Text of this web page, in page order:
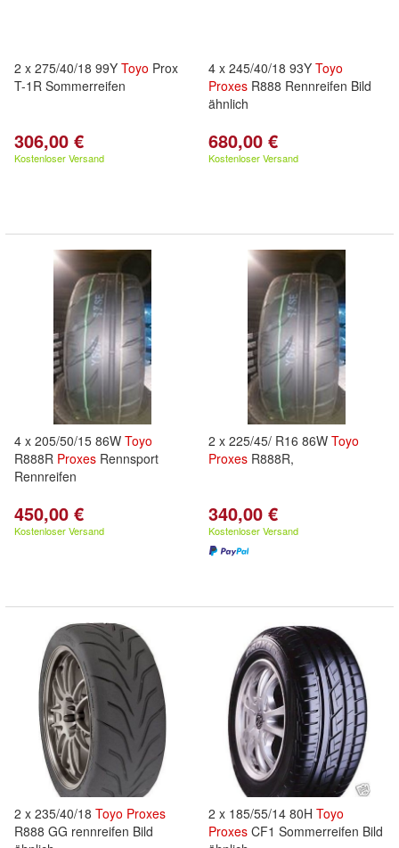
2 x 275/40/18 99Y Toyo Prox
T-1R Sommerreifen
306,00 €
Kostenloser Versand
4 x 245/40/18 93Y Toyo
Proxes R888 Rennreifen Bild
ähnlich
680,00 €
Kostenloser Versand
4 x 205/50/15 86W Toyo
R888R Proxes Rennsport
Rennreifen
450,00 €
Kostenloser Versand
2 x 225/45/ R16 86W Toyo
Proxes R888R,
340,00 €
Kostenloser Versand
2 x 235/40/18 Toyo Proxes
R888 GG rennreifen Bild
2 x 185/55/14 80H Toyo
Proxes CF1 Sommerreifen Bild